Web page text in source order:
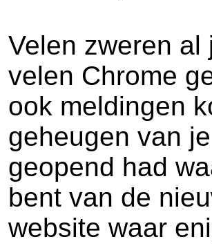
Velen zweren
velen Chrome
ook meldingen
geheugen van
geopend had
bent van de
website waar